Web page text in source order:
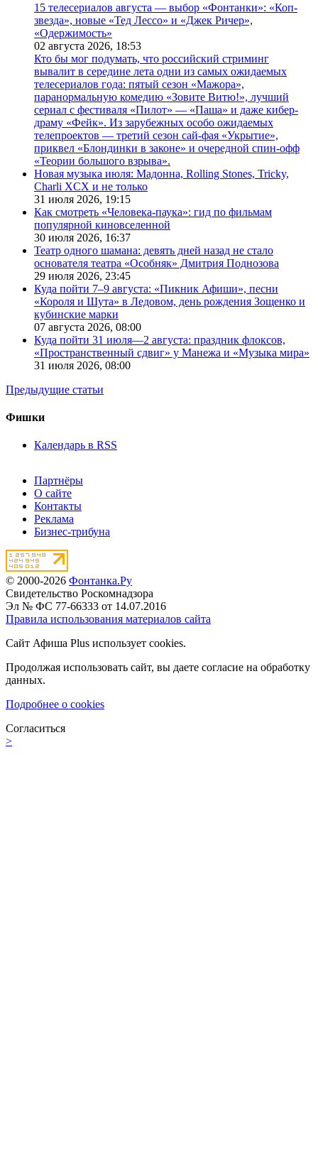
15 телесериалов августа — выбор «Фонтанки»: «Коп-
звезда», новые «Тед Лессо» и «Джек Ричер»,
«Одержимость»
02 августа 2026, 18:53
Кто бы мог подумать, что российский стриминг
вывалит в середине лета одни из самых ожидаемых
телесериалов года: пятый сезон «Мажора»,
паранормальную комедию «Зовите Витю!», лучший
сериал с фестиваля «Пилот» — «Паша» и даже кибер-
драму «Фейк». Из зарубежных особо ожидаемых
телепроектов — третий сезон сай-фая «Укрытие»,
приквел «Блондинки в законе» и очередной спин-офф
«Теории большого взрыва».
Новая музыка июля: Мадонна, Rolling Stones, Tricky,
Charli XCX и не только
31 июля 2026, 19:15
Как смотреть «Человека-паука»: гид по фильмам
популярной киновселенной
30 июля 2026, 16:37
Театр одного шамана: девять дней назад не стало
основателя театра «Особняк» Дмитрия Поднозова
29 июля 2026, 23:45
Куда пойти 7–9 августа: «Пикник Афиши», песни
«Короля и Шута» в Ледовом, день рождения Зощенко и
кубинские марки
07 августа 2026, 08:00
Куда пойти 31 июля—2 августа: праздник флоксов,
«Пространственный сдвиг» у Манежа и «Музыка мира»
31 июля 2026, 08:00
Предыдущие статьи
Фишки
Календарь в RSS
Партнёры
О сайте
Контакты
Реклама
Бизнес-трибуна
© 2000-2026 Фонтанка.Ру
Свидетельство Роскомнадзора
Эл № ФС 77-66333 от 14.07.2016
Правила использования материалов сайта
Сайт Афиша Plus использует cookies.
Продолжая использовать сайт, вы даете согласие на обработку
данных.
Подробнее о cookies
Согласиться
>